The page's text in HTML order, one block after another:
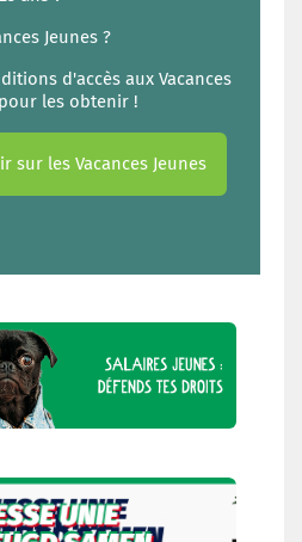
Jeunes ?
d'accès aux Vacances
les obtenir !
sur les Vacances Jeunes